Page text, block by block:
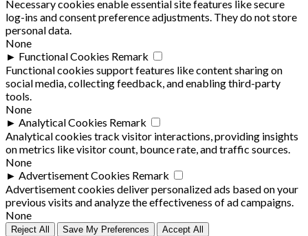
Necessary cookies enable essential site features like secure
log-ins and consent preference adjustments. They do not store
personal data.
None
► Functional Cookies Remark
Functional cookies support features like content sharing on
social media, collecting feedback, and enabling third-party
tools.
None
► Analytical Cookies Remark
Analytical cookies track visitor interactions, providing insights
on metrics like visitor count, bounce rate, and traffic sources.
None
► Advertisement Cookies Remark
Advertisement cookies deliver personalized ads based on your
previous visits and analyze the effectiveness of ad campaigns.
None
Reject All Save My Preferences Accept All